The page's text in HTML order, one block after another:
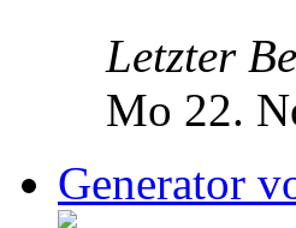
Letzter
Mo 22.
Generator